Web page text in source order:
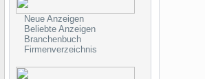
Neue Anzeigen
Beliebte Anzeigen
Branchenbuch
Firmenverzeichnis